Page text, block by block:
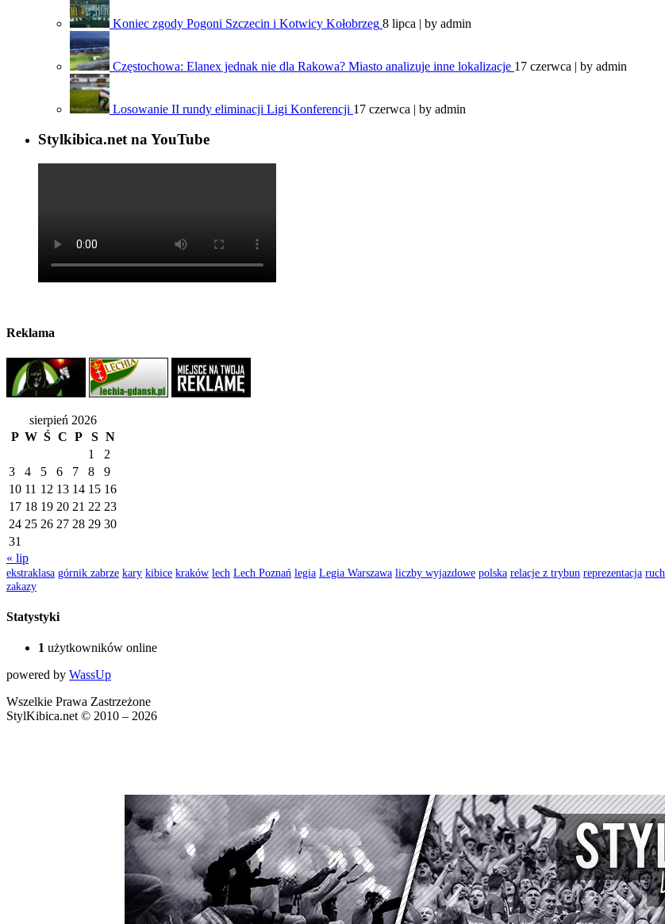
Koniec zgody Pogoni Szczecin i Kotwicy Kołobrzeg 8 lipca | by admin
Częstochowa: Elanex jednak nie dla Rakowa? Miasto analizuje inne lokalizacje 17 czerwca | by admin
Losowanie II rundy eliminacji Ligi Konferencji 17 czerwca | by admin
Stylkibica.net na YouTube
Reklama
sierpień 2026
P W Ś C P S N
1
2
3
4 5 6 7 8
9
10 11 12 13 14 15 16
17 18 19 20 21 22 23
24 25 26 27 28 29 30
31
« lip
ekstraklasa górnik zabrze kary kibice kraków lech Lech Poznań legia Legia Warszawa liczby wyjazdowe polska relacje z trybun reprezentacja ruch
zakazy
Statystyki
1 użytkowników online
powered by WassUp
Wszelkie Prawa Zastrzeżone
StylKibica.net © 2010 – 2026